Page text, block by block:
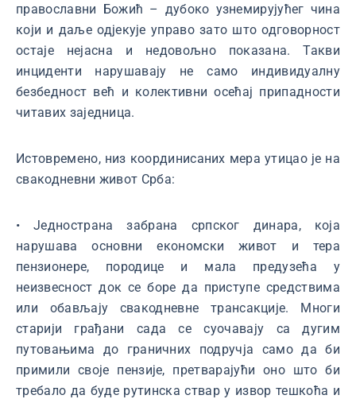
православни Божић – дубоко узнемирујућег чина
који и даље одјекује управо зато што одговорност
остаје нејасна и недовољно показана. Такви
инциденти нарушавају не само индивидуалну
безбедност већ и колективни осећај припадности
читавих заједница.
Истовремено, низ координисаних мера утицао је на
свакодневни живот Срба:
• Једнострана забрана српског динара, која
нарушава основни економски живот и тера
пензионере, породице и мала предузећа у
неизвесност док се боре да приступе средствима
или обављају свакодневне трансакције. Многи
старији грађани сада се суочавају са дугим
путовањима до граничних подручја само да би
примили своје пензије, претварајући оно што би
требало да буде рутинска ствар у извор тешкоћа и